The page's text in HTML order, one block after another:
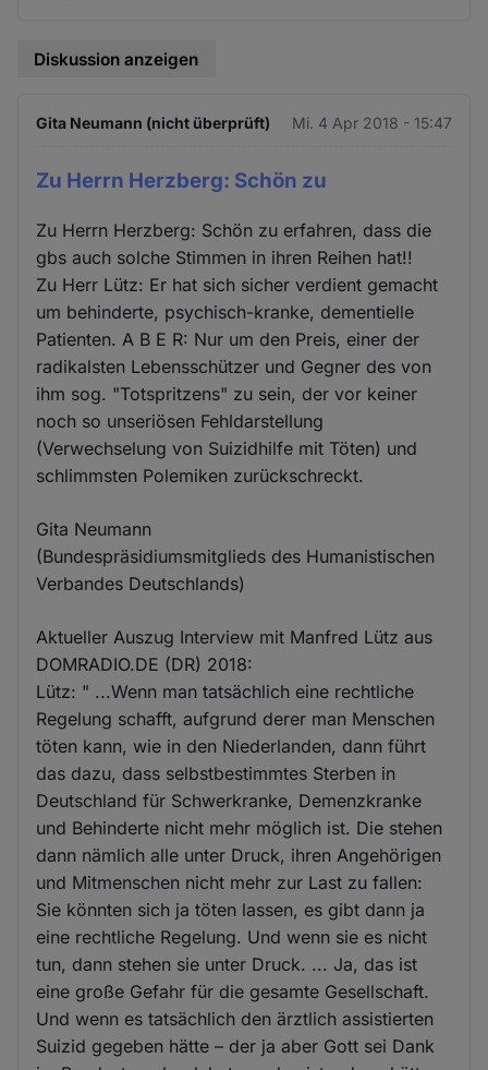
Diskussion anzeigen
Gita Neumann (nicht überprüft) Mi. 4 Apr 2018 - 15:47
Zu Herrn Herzberg: Schön zu
Zu Herrn Herzberg: Schön zu erfahren, dass die
gbs auch solche Stimmen in ihren Reihen hat!!
Zu Herr Lütz: Er hat sich sicher verdient gemacht
um behinderte, psychisch-kranke, dementielle
Patienten. A B E R: Nur um den Preis, einer der
radikalsten Lebensschützer und Gegner des von
ihm sog. "Totspritzens" zu sein, der vor keiner
noch so unseriösen Fehldarstellung
(Verwechselung von Suizidhilfe mit Töten) und
schlimmsten Polemiken zurückschreckt.
Gita Neumann
(Bundespräsidiumsmitglieds des Humanistischen
Verbandes Deutschlands)
Aktueller Auszug Interview mit Manfred Lütz aus
DOMRADIO.DE (DR) 2018:
Lütz: " ...Wenn man tatsächlich eine rechtliche
Regelung schafft, aufgrund derer man Menschen
töten kann, wie in den Niederlanden, dann führt
das dazu, dass selbstbestimmtes Sterben in
Deutschland für Schwerkranke, Demenzkranke
und Behinderte nicht mehr möglich ist. Die stehen
dann nämlich alle unter Druck, ihren Angehörigen
und Mitmenschen nicht mehr zur Last zu fallen:
Sie könnten sich ja töten lassen, es gibt dann ja
eine rechtliche Regelung. Und wenn sie es nicht
tun, dann stehen sie unter Druck. ... Ja, das ist
eine große Gefahr für die gesamte Gesellschaft.
Und wenn es tatsächlich den ärztlich assistierten
Suizid gegeben hätte – der ja aber Gott sei Dank